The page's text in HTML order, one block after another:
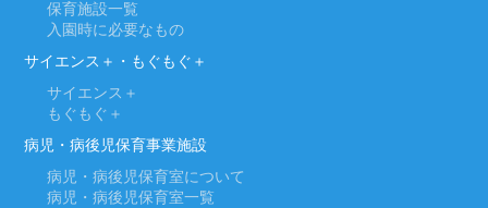
保育施設一覧
入園時に必要なもの
サイエンス＋・もぐもぐ＋
サイエンス＋
もぐもぐ＋
病児・病後児保育事業施設
病児・病後児保育室について
病児・病後児保育室一覧